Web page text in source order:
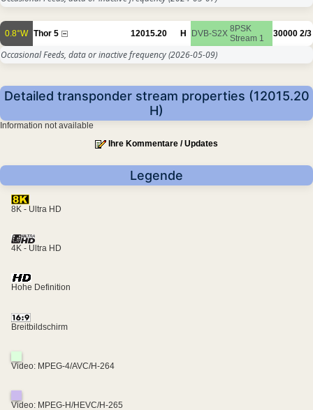
0.8°W Thor 5 12015.20 H DVB-S2X 8PSK
Stream 1
30000 2/3
Occasional Feeds, data or inactive frequency(2026-05-09)
Detailed transponder stream properties (12015.20
H)
Information not available
Ihre Kommentare / Updates
Legende
8K - Ultra HD
4K - Ultra HD
Hohe Definition
Breitbildschirm
Video: MPEG-4/AVC/H-264
Video: MPEG-H/HEVC/H-265